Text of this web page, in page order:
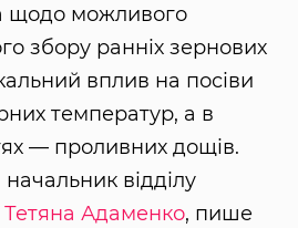
щодо можливого
збору ранніх зернових
вплив на посіви
температур, а в
— проливних дощів.
відділу
Тетяна Адаменко, пише